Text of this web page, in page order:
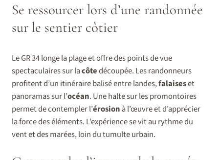
Se ressourcer lors d’une randonnée
sur le sentier côtier
Le GR 34 longe la plage et offre des points de vue
spectaculaires sur lacôtedécoupée. Les randonneurs
profitent d’un itinéraire balisé entre landes,falaiseset
panoramas sur l’océan. Une halte sur les promontoires
permet de contempler l’érosion à l’œuvre et d’apprécier
la force des éléments. L’expérience se vit au rythme du
vent et des marées, loin du tumulte urbain.